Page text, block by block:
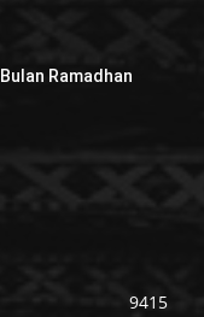
Ramadhan
9415